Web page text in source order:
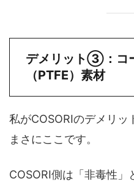
デメリット③：コ
（PTFE）素材
私がCOSORIのデメリッ
まさにここです。
COSORI側は「非毒性